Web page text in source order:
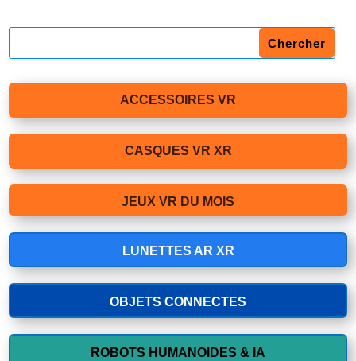
ACCESSOIRES VR
CASQUES VR XR
JEUX VR DU MOIS
LUNETTES AR XR
OBJETS CONNECTES
ROBOTS HUMANOIDES & IA